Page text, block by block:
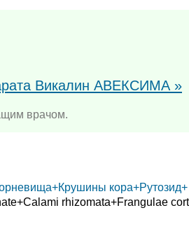
Викалин АВЕКСИМА »
врачом.
Крушины кора+Рутозид+
Calami rhizomata+Frangulae